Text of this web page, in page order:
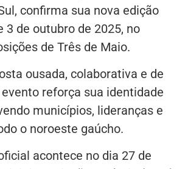
confirma sua nova edição
3 de outubro de 2025, no
de Três de Maio.
ousada, colaborativa e de
reforça sua identidade
municípios, lideranças e
o noroeste gaúcho.
acontece no dia 27 de